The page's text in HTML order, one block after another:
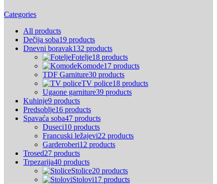
Categories
All products
Dečija soba19 products
Dnevni boravak132 products
Fotelje18 products
Komode17 products
TDF Garniture30 products
TV police18 products
Ugaone garniture39 products
Kuhinje9 products
Predsoblje16 products
Spavaća soba47 products
Duseci10 products
Francuski ležajevi22 products
Garderoberi12 products
Trosed27 products
Trpezarija40 products
Stolice20 products
Stolovi17 products